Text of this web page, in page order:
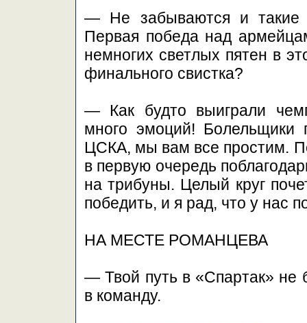
— Не забываются и такие
Первая победа над
немногих светлых пятен в
финального свистка?
— Как будто выиграли
много эмоций! Болельщики
ЦСКА, мы вам все простим.
в первую очередь
на трибуны. Целый круг
победить, и я рад, что у нас
НА МЕСТЕ РОМАНЦЕВА
— Твой путь в «Спартак» не
в команду.